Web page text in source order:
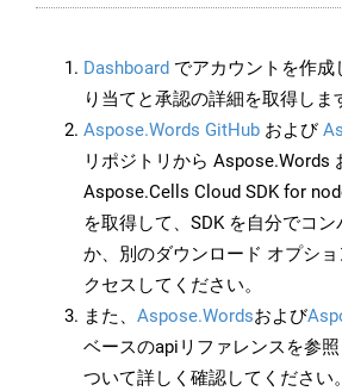
Dashboard でアカウントを作成
り当てと承認の詳細を取得しま
Aspose.Words GitHub および
リポジトリから Aspose.Words
Aspose.Cells Cloud SDK for
を取得して、SDK を自分でコ
か、別のダウンロード オプシ
クセスしてください。
また、 Aspose.Wordsおよび
ベースのapiリファレンスを参
ついて詳しく確認してください。